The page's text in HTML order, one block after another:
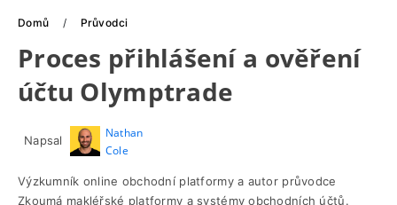
Domů Průvodci
Proces přihlášení a ověření
účtu Olymptrade
Napsal
Nathan
Cole
Výzkumník online obchodní platformy a autor průvodce
Zkoumá makléřské platformy a systémy obchodních účtů.